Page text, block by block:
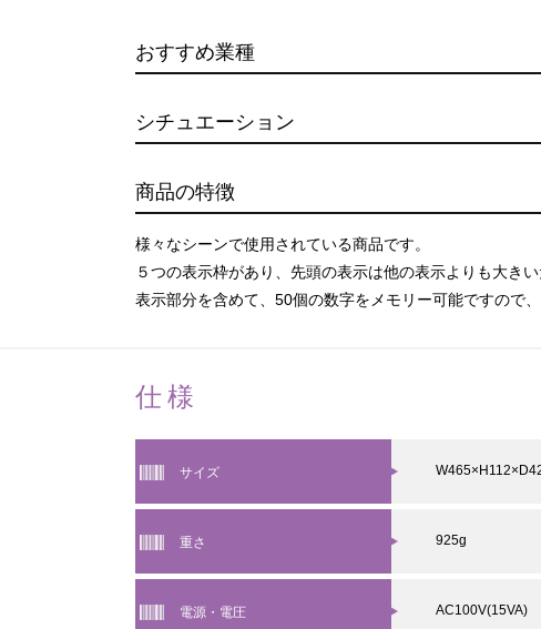
おすすめ業種
シチュエーション
商品の特徴
様々なシーンで使用されている商品です。
５つの表示枠があり、先頭の表示は他の表示よりも大き
表示部分を含めて、50個の数字をメモリー可能ですので
仕様
サイズ
重さ 925g
電源・電圧 AC100V(15VA)